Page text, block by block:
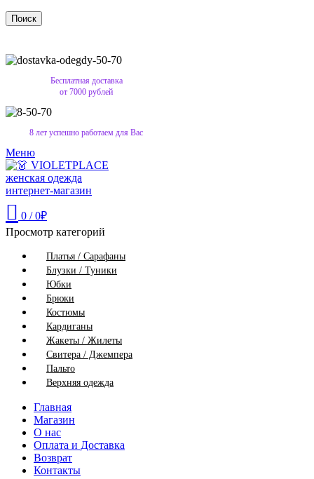
Поиск
Бесплатная доставка
от 7000 рублей
8 лет успешно работаем для Вас
Меню
0 / 0₽
Просмотр категорий
Платья / Сарафаны
Блузки / Туники
Юбки
Брюки
Костюмы
Кардиганы
Жакеты / Жилеты
Свитера / Джемпера
Пальто
Верхняя одежда
Главная
Магазин
О нас
Оплата и Доставка
Возврат
Контакты